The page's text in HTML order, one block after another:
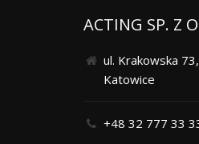
ACTING SP. Z
ul. Krakowska
Katowice
+48 32 777 33